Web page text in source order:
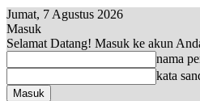
Jumat, 7 Agustus 2026
Masuk
Selamat Datang! Masuk ke akun
nama
kata